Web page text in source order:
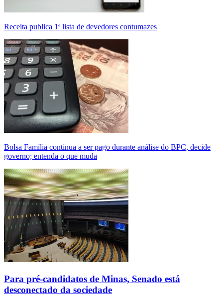
Receita publica 1ª lista de devedores contumazes
Bolsa Família continua a ser pago durante análise do BPC, decide
governo; entenda o que muda
Para pré-candidatos de Minas, Senado está
desconectado da sociedade